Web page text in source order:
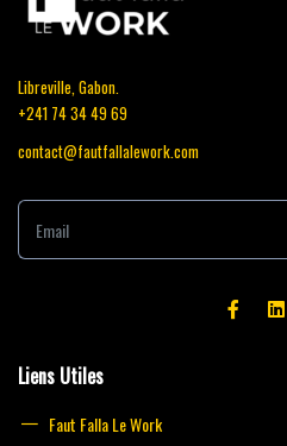
Libreville, Gabon.
+241 74 34 49 69
contact@fautfallalework.com
E
a
Liens Utiles
Faut Falla Le Work